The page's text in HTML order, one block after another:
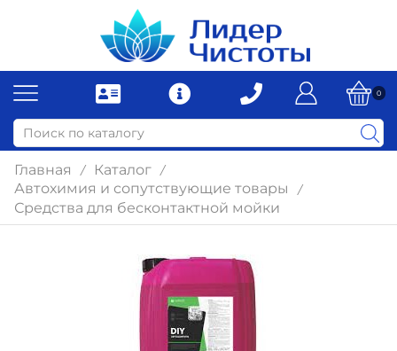
0
Главная / Каталог /
Автохимия и сопутствующие товары /
Средства для бесконтактной мойки